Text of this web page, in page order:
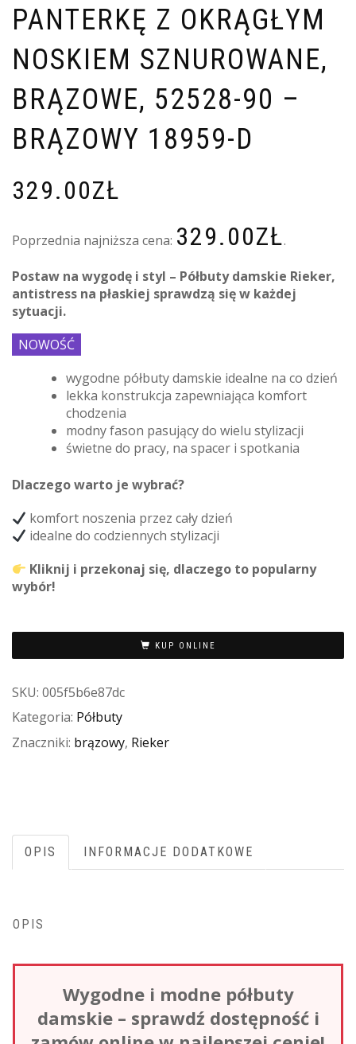
PANTERKĘ Z OKRĄGŁYM
NOSKIEM SZNUROWANE,
BRĄZOWE, 52528-90 –
BRĄZOWY 18959-D
329.00ZŁ
Poprzednia najniższa cena: 329.00ZŁ.
Postaw na wygodę i styl – Półbuty damskie Rieker,
antistress na płaskiej sprawdzą się w każdej
sytuacji.
NOWOŚĆ
wygodne półbuty damskie idealne na co dzień
lekka konstrukcja zapewniająca komfort
chodzenia
modny fason pasujący do wielu stylizacji
świetne do pracy, na spacer i spotkania
Dlaczego warto je wybrać?
komfort noszenia przez cały dzień
idealne do codziennych stylizacji
Kliknij i przekonaj się, dlaczego to popularny
wybór!
KUP ONLINE
SKU: 005f5b6e87dc
Kategoria: Półbuty
Znaczniki: brązowy, Rieker
OPIS INFORMACJE DODATKOWE
OPIS
Wygodne i modne półbuty
damskie – sprawdź dostępność i